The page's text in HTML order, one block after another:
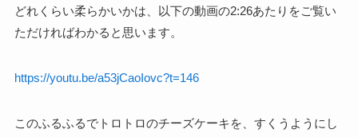
どれくらい柔らかいかは、以下の動画の2:26あたりをご覧い
ただければわかると思います。
https://youtu.be/a53jCaoIovc?t=146
このふるふるでトロトロのチーズケーキを、すくうようにし